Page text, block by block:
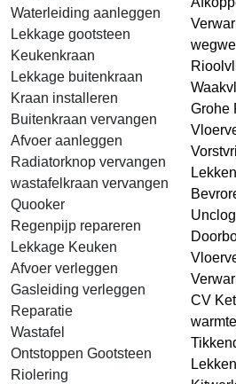
Waterleiding aanleggen
Lekkage gootsteen
Keukenkraan
Lekkage buitenkraan
Kraan installeren
Buitenkraan vervangen
Afvoer aanleggen
Radiatorknop vervangen
wastafelkraan vervangen
Quooker
Regenpijp repareren
Lekkage Keuken
Afvoer verleggen
Gasleiding verleggen
Reparatie
Wastafel
Ontstoppen Gootsteen
Riolering
Grohe
CV